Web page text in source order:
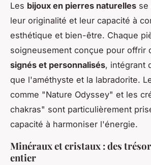
Les bijoux en pierres naturelles se
leur originalité et leur capacité à
esthétique et bien-être. Chaque
soigneusement conçue pour offrir
signés et personnalisés, intégrant
que l'améthyste et la labradorite.
comme "Nature Odyssey" et les
chakras" sont particulièrement
capacité à harmoniser l'énergie.
Minéraux et cristaux : des
entier